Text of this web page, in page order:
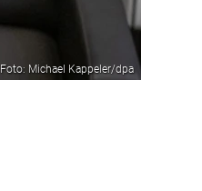
Foto: Michael Kappeler/dpa